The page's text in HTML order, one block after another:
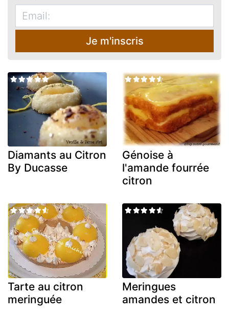
Je m'inscris
Diamants au Citron
By Ducasse
Génoise à
l'amande fourrée
citron
Tarte au citron
meringuée
Meringues
amandes et citron